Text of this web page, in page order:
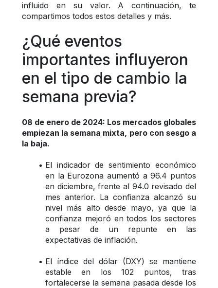
influido en su valor. A continuación, te
compartimos todos estos detalles y más.
¿Qué eventos
importantes influyeron
en el tipo de cambio la
semana previa?
08 de enero de 2024: Los mercados globales
empiezan la semana mixta, pero con sesgo a
la baja.
El indicador de sentimiento económico
en la Eurozona aumentó a 96.4 puntos
en diciembre, frente al 94.0 revisado del
mes anterior. La confianza alcanzó su
nivel más alto desde mayo, ya que la
confianza mejoró en todos los sectores
a pesar de un repunte en las
expectativas de inflación.
El índice del dólar (DXY) se mantiene
estable en los 102 puntos, tras
fortalecerse la semana pasada desde los